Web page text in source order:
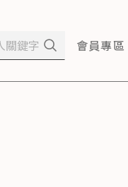
會員專區